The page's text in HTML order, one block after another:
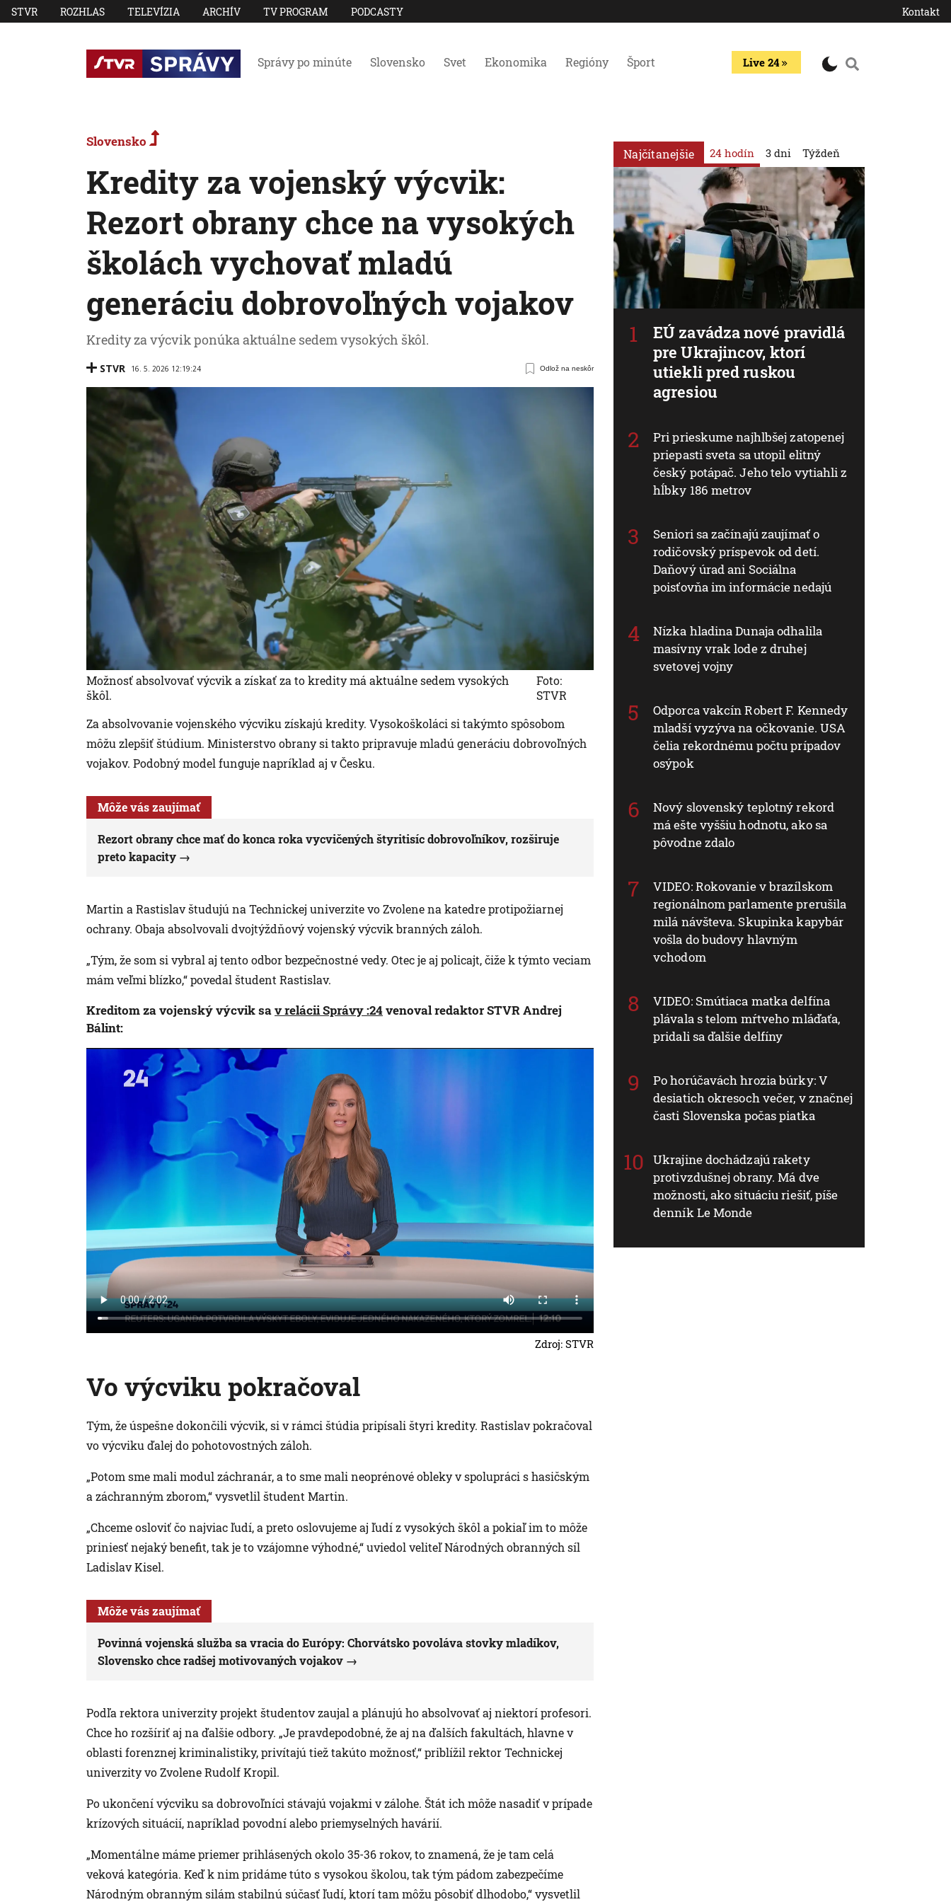
STVR ROZHLAS TELEVÍZIA ARCHÍV TV PROGRAM PODCASTY Kontakt
Správy po minúte Slovensko Svet Ekonomika Regióny Šport Live 24
Slovensko
Kredity za vojenský výcvik:
Rezort obrany chce na vysokých
školách vychovať mladú
generáciu dobrovoľných vojakov
Kredity za výcvik ponúka aktuálne sedem vysokých škôl.
STVR 16. 5. 2026 12:19:24 Odlož na neskôr
Možnosť absolvovať výcvik a získať za to kredity má aktuálne sedem vysokých
škôl.
Foto:
STVR
Za absolvovanie vojenského výcviku získajú kredity. Vysokoškoláci si takýmto spôsobom
môžu zlepšiť štúdium. Ministerstvo obrany si takto pripravuje mladú generáciu dobrovoľných
vojakov. Podobný model funguje napríklad aj v Česku.
Môže vás zaujímať
Rezort obrany chce mať do konca roka vycvičených štyritisíc dobrovoľníkov, rozširuje
preto kapacity
Martin a Rastislav študujú na Technickej univerzite vo Zvolene na katedre protipožiarnej
ochrany. Obaja absolvovali dvojtýždňový vojenský výcvik branných záloh.
„Tým, že som si vybral aj tento odbor bezpečnostné vedy. Otec je aj policajt, čiže k týmto veciam
mám veľmi blízko,“ povedal študent Rastislav.
Kreditom za vojenský výcvik sav relácii Správy :24venoval redaktor STVR Andrej
Bálint:
Zdroj: STVR
Vo výcviku pokračoval
Tým, že úspešne dokončili výcvik, si v rámci štúdia pripísali štyri kredity. Rastislav pokračoval
vo výcviku ďalej do pohotovostných záloh.
„Potom sme mali modul záchranár, a to sme mali neoprénové obleky v spolupráci s hasičským
a záchranným zborom,“ vysvetlil študent Martin.
„Chceme osloviť čo najviac ľudí, a preto oslovujeme aj ľudí z vysokých škôl a pokiaľ im to môže
priniesť nejaký benefit, tak je to vzájomne výhodné,“ uviedol veliteľ Národných obranných síl
Ladislav Kisel.
Môže vás zaujímať
Povinná vojenská služba sa vracia do Európy: Chorvátsko povoláva stovky mladíkov,
Slovensko chce radšej motivovaných vojakov
Podľa rektora univerzity projekt študentov zaujal a plánujú ho absolvovať aj niektorí profesori.
Chce ho rozšíriť aj na ďalšie odbory. „Je pravdepodobné, že aj na ďalších fakultách, hlavne v
oblasti forenznej kriminalistiky, privítajú tiež takúto možnosť,“ priblížil rektor Technickej
univerzity vo Zvolene Rudolf Kropil.
Po ukončení výcviku sa dobrovoľníci stávajú vojakmi v zálohe. Štát ich môže nasadiť v prípade
krízových situácií, napríklad povodní alebo priemyselných havárií.
„Momentálne máme priemer prihlásených okolo 35-36 rokov, to znamená, že je tam celá
veková kategória. Keď k nim pridáme túto s vysokou školou, tak tým pádom zabezpečíme
Národným obranným silám stabilnú súčasť ľudí, ktorí tam môžu pôsobiť dlhodobo,“ vysvetlil
Najčítanejšie 24 hodín
EÚ zavádza nové pravidlá
pre Ukrajincov, ktorí
utiekli pred ruskou
agresiou
Pri prieskume najhlbšej zatopenej
priepasti sveta sa utopil elitný
český potápač. Jeho telo vytiahli z
hĺbky 186 metrov
Seniori sa začínajú zaujímať o
rodičovský príspevok od detí.
Daňový úrad ani Sociálna
poisťovňa im informácie nedajú
Nízka hladina Dunaja odhalila
masívny vrak lode z druhej
svetovej vojny
Odporca vakcín Robert F. Kennedy
mladší vyzýva na očkovanie. USA
čelia rekordnému počtu prípadov
osýpok
Nový slovenský teplotný rekord
má ešte vyššiu hodnotu, ako sa
pôvodne zdalo
VIDEO: Rokovanie v brazílskom
regionálnom parlamente prerušila
milá návšteva. Skupinka kapybár
vošla do budovy hlavným
vchodom
VIDEO: Smútiaca matka delfína
plávala s telom mŕtveho mláďaťa,
pridali sa ďalšie delfíny
Po horúčavách hrozia búrky: V
desiatich okresoch večer, v značnej
časti Slovenska počas piatka
Ukrajine dochádzajú rakety
protivzdušnej obrany. Má dve
možnosti, ako situáciu riešiť, píše
denník Le Monde
3 dni Týždeň